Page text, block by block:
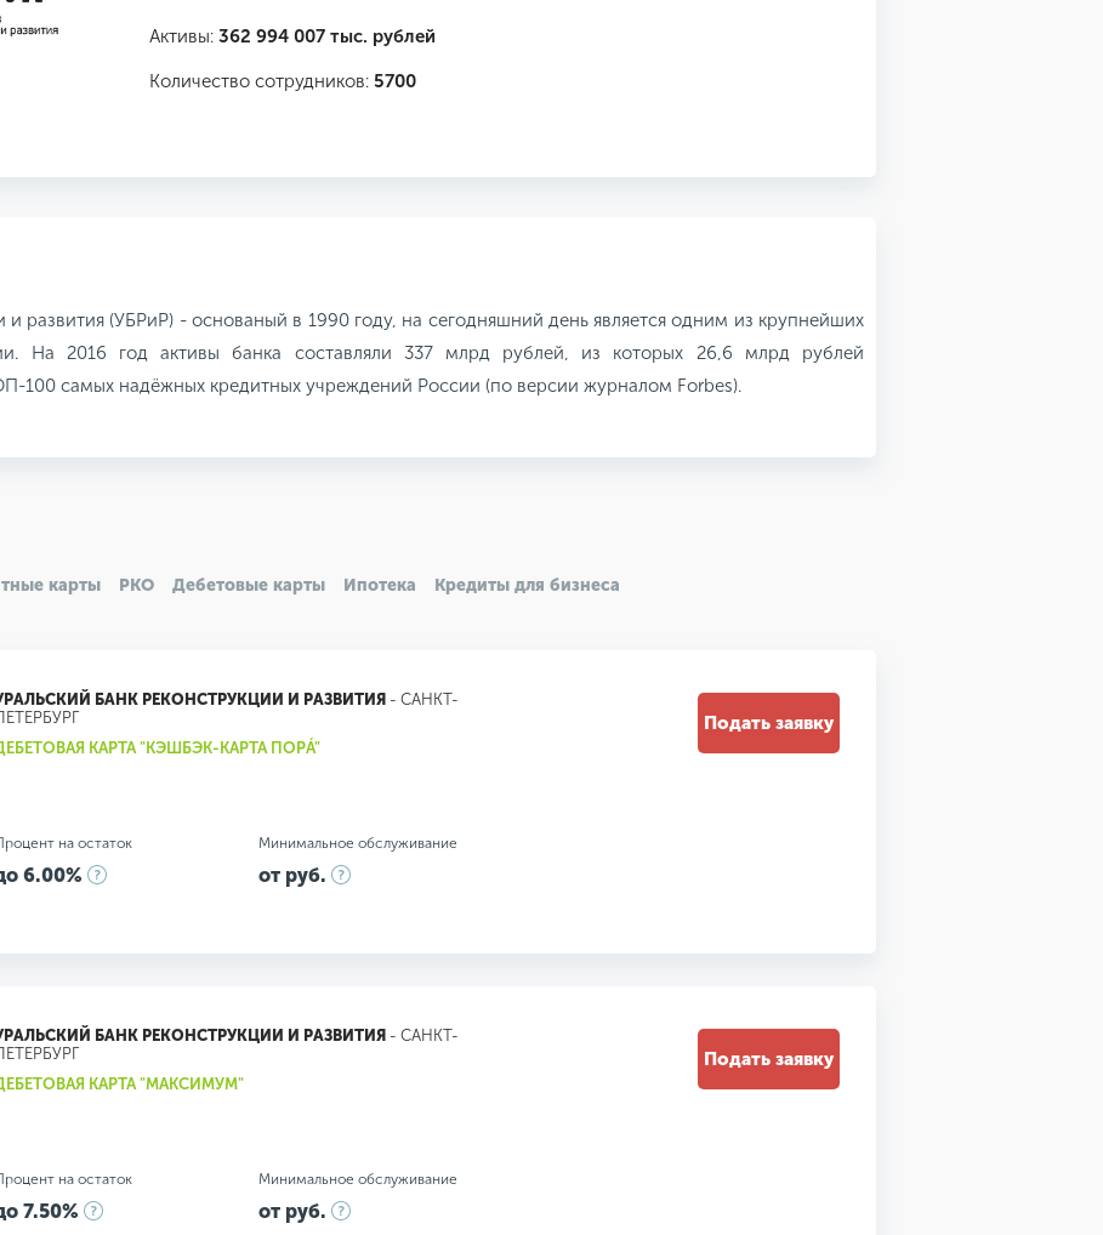
Активы: 362 994 007 тыс. рублей
Количество сотрудников: 5700
и развития (УБРиР) - основаный в 1990 году, на сегодняшний день является одним из крупнейших
На 2016 год активы банка составляли 337 млрд рублей, из которых 26,6 млрд рублей
100 самых надёжных кредитных учреждений России (по версии журналом Forbes).
карты РКО Дебетовые карты Ипотека Кредиты для бизнеса
БАНК РЕКОНСТРУКЦИИ И РАЗВИТИЯ - САНКТ-
КАРТА "КЭШБЭК-КАРТА ПОРÁ"
на остаток
6.00%
Минимальное обслуживание
от руб.
Подать заявку
БАНК РЕКОНСТРУКЦИИ И РАЗВИТИЯ - САНКТ-
КАРТА "МАКСИМУМ"
на остаток
7.50%
Минимальное обслуживание
от руб.
Подать заявку